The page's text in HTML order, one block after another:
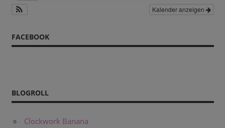
Kalender anzeigen
FACEBOOK
BLOGROLL
Clockwork Banana